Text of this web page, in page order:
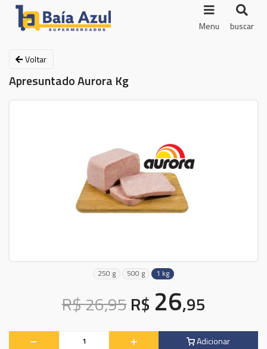
Menu buscar
Voltar
Apresuntado Aurora Kg
250 g 500 g 1 kg
R$ 26,95R$ 26,95
Adicionar